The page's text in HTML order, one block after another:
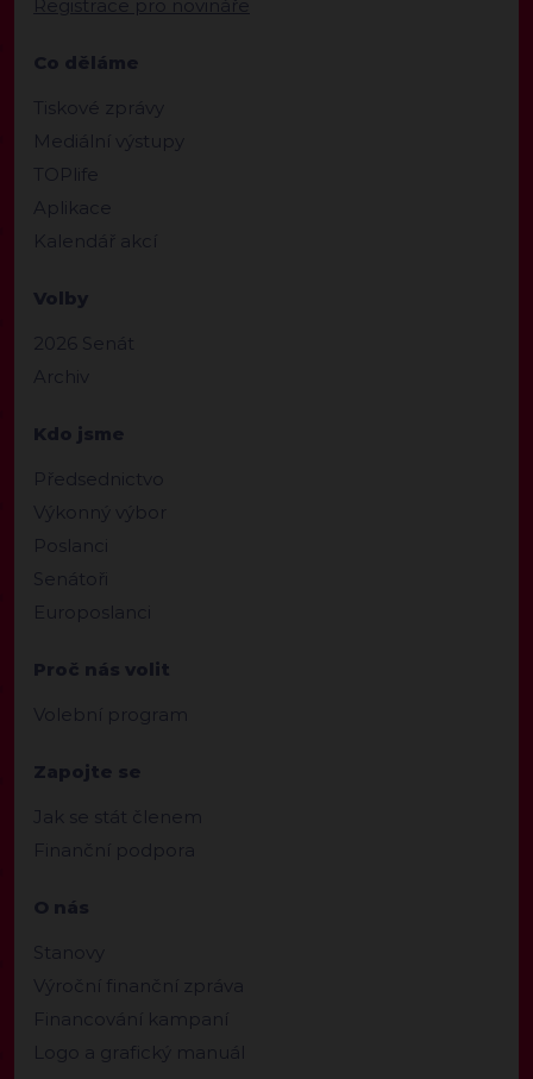
Registrace pro novináře
Co děláme
Tiskové zprávy
Mediální výstupy
TOPlife
Aplikace
Kalendář akcí
Volby
2026 Senát
Archiv
Kdo jsme
Předsednictvo
Výkonný výbor
Poslanci
Senátoři
Europoslanci
Proč nás volit
Volební program
Zapojte se
Jak se stát členem
Finanční podpora
O nás
Stanovy
Výroční finanční zpráva
Financování kampaní
Logo a grafický manuál